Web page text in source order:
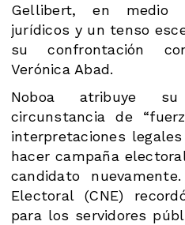
Gellibert, en medio
jurídicos y un tenso
su confrontación
Verónica Abad.
Noboa atribuye
circunstancia de
interpretaciones
hacer campaña
candidato
Electoral (CNE)
para los servidores